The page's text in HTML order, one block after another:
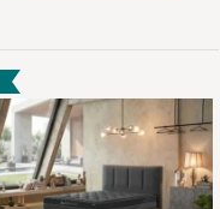
multiple
The